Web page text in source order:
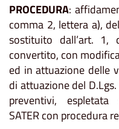
PROCEDURA:
comma 2, lettera a),
sostituito dall’art. 1,
convertito, con
ed in attuazione delle
di attuazione del
preventivi,
SATER con procedura